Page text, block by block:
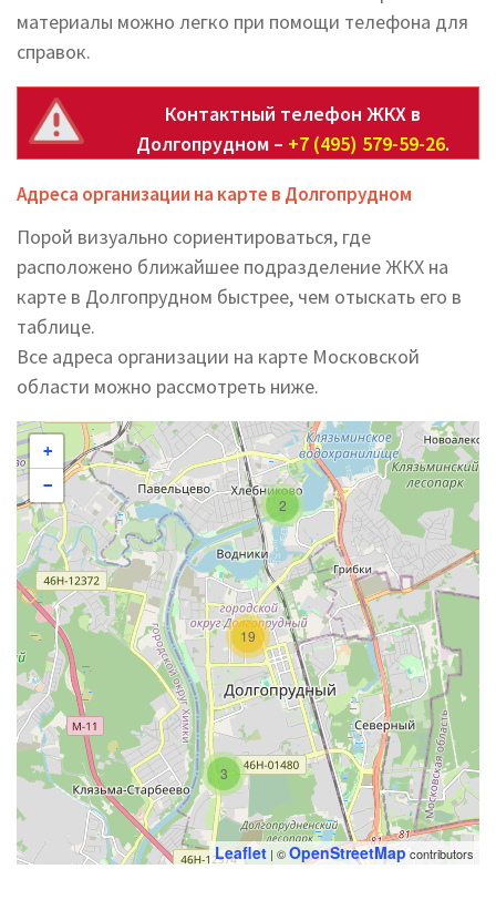
материалы можно легко при помощи телефона для
справок.
Контактный телефон ЖКХ в
Долгопрудном – +7 (495) 579-59-26.
Адреса организации на карте в Долгопрудном
Порой визуально сориентироваться, где
расположено ближайшее подразделение ЖКХ на
карте в Долгопрудном быстрее, чем отыскать его в
таблице.
Все адреса организации на карте Московской
области можно рассмотреть ниже.
3
2
19
+
−
Leaflet | ©OpenStreetMapcontributors